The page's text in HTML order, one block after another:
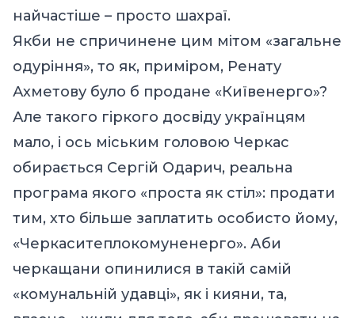
найчастіше – просто шахраї.
Якби не спричинене цим мітом «загальне
одуріння», то як, приміром, Ренату
Ахметову було б продане «Київенерго»?
Але такого гіркого досвіду українцям
мало, і ось міським головою Черкас
обирається Сергій Одарич, реальна
програма якого «проста як стіл»: продати
тим, хто більше заплатить особисто йому,
«Черкаситеплокомуненерго». Аби
черкащани опинилися в такій самій
«комунальній удавці», як і кияни, та,